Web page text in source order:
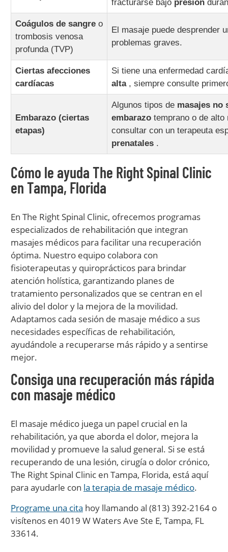
fracturarse bajo presión
Coágulos de sangre o
trombosis venosa
profunda (TVP)
El masaje puede desprender
problemas graves.
Ciertas afecciones
cardíacas
Si tiene una enfermedad
alta , siempre consulte
Embarazo (ciertas
etapas)
Algunos tipos de masajes no
embarazo temprano o de alto
consultar con un terapeuta
prenatales .
Cómo le ayuda The Right Spinal Clinic
en Tampa, Florida
En The Right Spinal Clinic, ofrecemos programas
especializados de rehabilitación que integran
masajes médicos para facilitar una recuperación
óptima. Nuestro equipo colabora con
fisioterapeutas y quiroprácticos para brindar
atención holística, garantizando planes de
tratamiento personalizados que se centran en el
alivio del dolor y la mejora de la movilidad.
Adaptamos cada sesión de masaje médico a sus
necesidades específicas de rehabilitación,
ayudándole a recuperarse más rápido y a sentirse
mejor.
Consiga una recuperación más rápida
con masaje médico
El masaje médico juega un papel crucial en la
rehabilitación, ya que aborda el dolor, mejora la
movilidad y promueve la salud general. Si se está
recuperando de una lesión, cirugía o dolor crónico,
The Right Spinal Clinic en Tampa, Florida, está aquí
para ayudarle con la terapia de masaje médico.
Programe una cita hoy llamando al (813) 392-2164 o
visítenos en 4019 W Waters Ave Ste E, Tampa, FL
33614.